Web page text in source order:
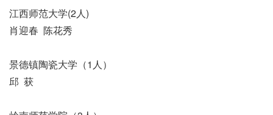
江西师范大学(2人)
肖迎春 陈花秀
景德镇陶瓷大学（1人）
邱 获